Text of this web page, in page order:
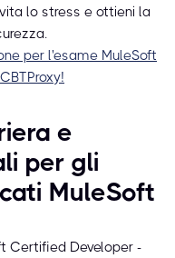
lo stress e ottieni la
per l'esame MuleSoft
e
per gli
MuleSoft
Certified Developer -